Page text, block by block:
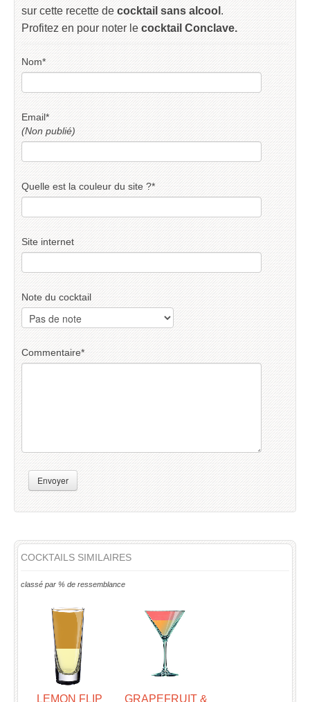
sur cette recette de cocktail sans alcool .
Profitez en pour noter le cocktail Conclave.
Nom*
Email*
(Non publié)
Quelle est la couleur du site ?*
Site internet
Note du cocktail
Commentaire*
Envoyer
COCKTAILS SIMILAIRES
classé par % de ressemblance
LEMON FLIP GRAPEFRUIT &